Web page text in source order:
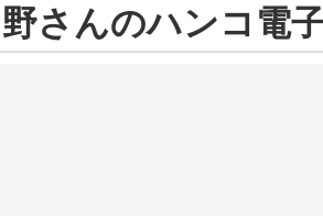
さんのハンコ電